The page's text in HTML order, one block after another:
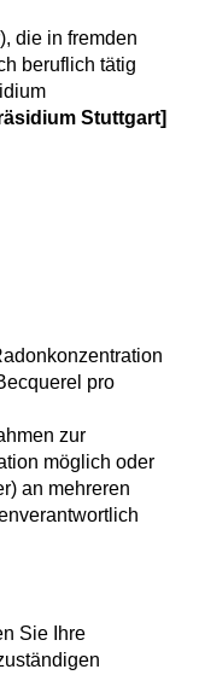
die in fremden
beruflich tätig
Stuttgart]
pro
zur
möglich oder
an mehreren
Sie Ihre